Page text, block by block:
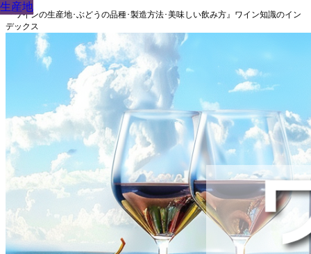
『ワインの生産地･ぶどうの品種･製造方法･美味しい飲み方』ワイン知識のイン
デックス
生産地
生産地
生産地
生産地
生産地
生産地
生産地
生産地
生産地